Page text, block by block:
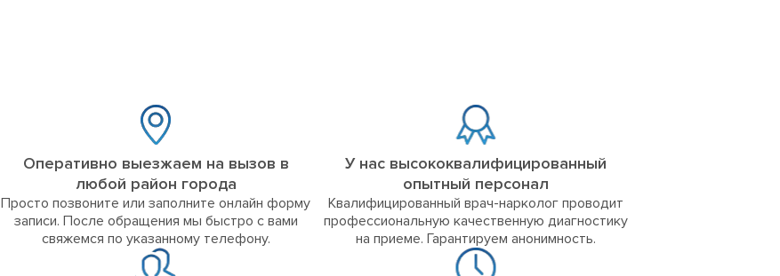
Оперативно выезжаем на вызов в
любой район города
Просто позвоните или заполните онлайн форму
записи. После обращения мы быстро с вами
свяжемся по указанному телефону.
У нас высококвалифицированный
опытный персонал
Квалифицированный врач-нарколог проводит
профессиональную качественную диагностику
на приеме. Гарантируем анонимность.